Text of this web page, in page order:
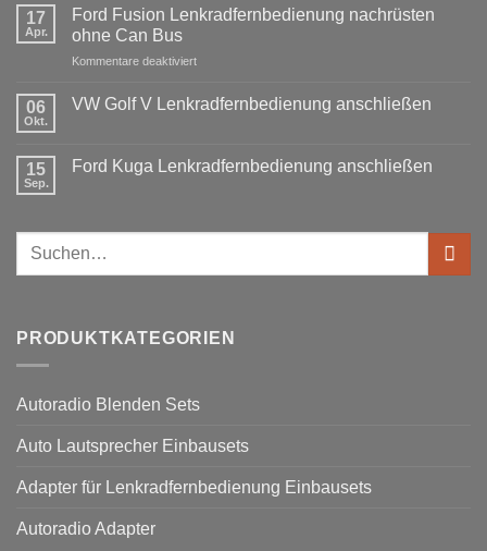
Radio
Tausch
1
DIN
DIN
Passat
was
benötigt
17
Apr.
Ford Fusion Lenkradfernbedienung nachrüsten
ohne Can Bus
Kommentare deaktiviertfür
Fusion
Can
06
Okt.
VW Golf V Lenkradfernbedienung anschließen
VW
15
Sep.
Ford Kuga Lenkradfernbedienung anschließen
Ford
Lenkradfernbedienung
anschließen
Suchen
PRODUKTKATEGORIEN
Autoradio Blenden Sets
Auto Lautsprecher Einbausets
Adapter für Lenkradfernbedienung Einbausets
Autoradio Adapter